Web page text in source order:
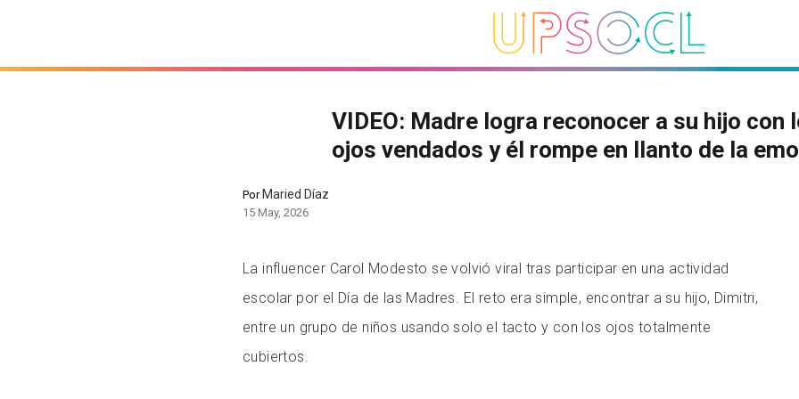
VIDEO: Madre logra reconocer a su hijo con
ojos vendados y él rompe en llanto de la
PorMaried Díaz
15 May, 2026
La influencer Carol Modesto se volvió viral tras participar en una actividad
escolar por el Día de las Madres. El reto era simple, encontrar a su hijo, Dimitri,
entre un grupo de niños usando solo el tacto y con los ojos totalmente
cubiertos.